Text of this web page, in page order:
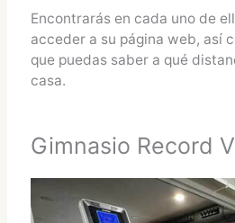
Encontrarás en cada uno de
acceder a su página web, así
que puedas saber a qué
casa.
Gimnasio Record